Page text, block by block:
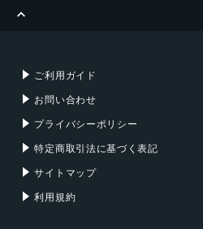
ご利用ガイド
お問い合わせ
プライバシーポリシー
特定商取引法に基づく表記
サイトマップ
利用規約